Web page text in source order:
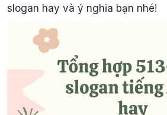
slogan hay và ý nghĩa bạn nhé!